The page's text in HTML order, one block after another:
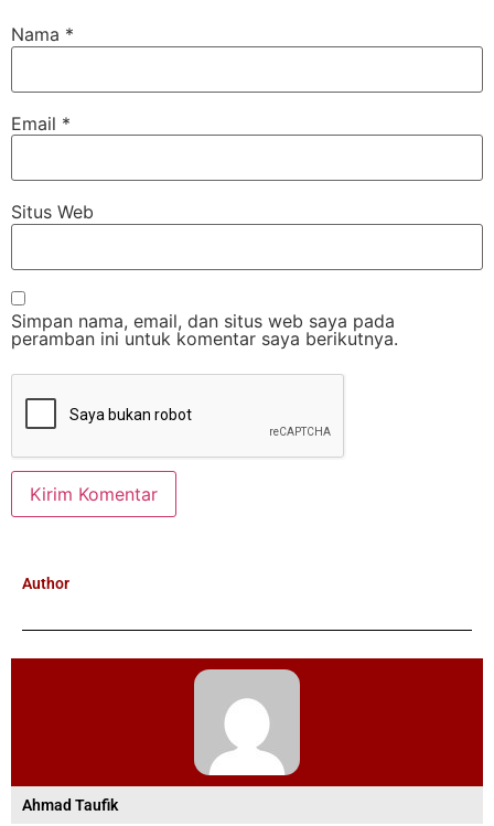
Nama *
Email *
Situs Web
Simpan nama, email, dan situs web saya pada
peramban ini untuk komentar saya berikutnya.
Author
Ahmad Taufik